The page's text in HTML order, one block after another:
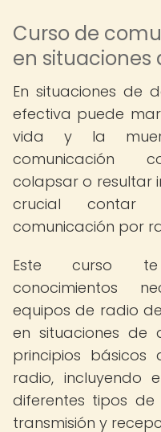
Curso de
en situaciones
En situaciones de
efectiva puede
vida y la
comunicación
colapsar o resultar
crucial contar
comunicación por
Este curso te
conocimientos
equipos de radio
en situaciones de
principios
radio, incluyendo
diferentes tipos
transmisión y